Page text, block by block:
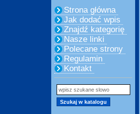
Strona główna
Jak dodać wpis
Znajdź kategorię
Nasze linki
Polecane strony
Regulamin
Kontakt